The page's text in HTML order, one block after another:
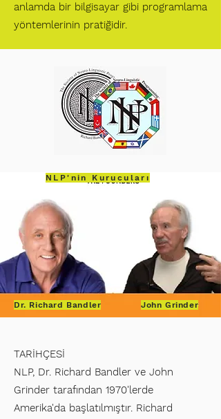
anlamda bir bilgisayar gibi programlama
yöntemlerinin pratiğidir.
TARİHÇESİ
NLP, Dr. Richard Bandler ve John
Grinder tarafından 1970'lerde
Amerika'da başlatılmıştır. Richard
NLP'nin Kurucuları
Dr. Richard Bandler John Grinder